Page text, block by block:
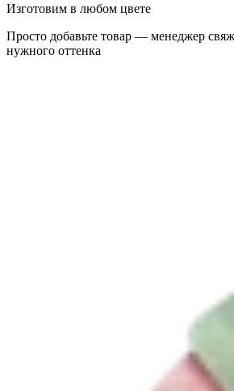
Изготовим в любом цвете
Просто добавьте товар — менеджер
нужного оттенка